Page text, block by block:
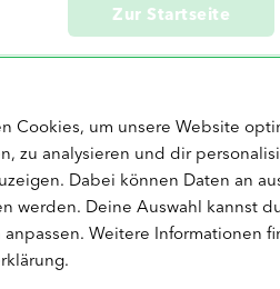
Cookies, um unsere Website
zu analysieren und dir
Dabei können Daten an
werden. Deine Auswahl kannst
anpassen. Weitere Informationen
Zur Startseite
ÜBER MYPOSTER
Über MYPOSTER